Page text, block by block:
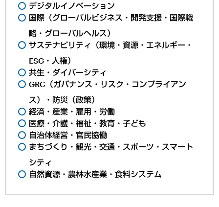
デジタルイノベーション
国際（グローバルビジネス・開発支援・国際戦
略・グローバルヘルス）
サステナビリティ（環境・資源・エネルギー・
ESG・人権）
共生・ダイバーシティ
GRC（ガバナンス・リスク・コンプライアン
ス）・防災（政策）
経済・産業・雇用・労働
医療・介護・福祉・教育・子ども
自治体経営・官民協働
まちづくり・観光・交通・スポーツ・スマート
シティ
自然資源・農林水産業・食料システム